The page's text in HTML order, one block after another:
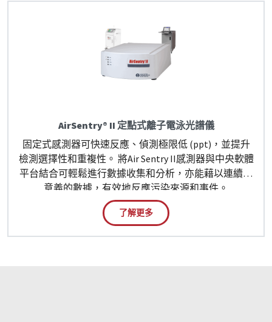
AirSentry® II 定點式離子電泳光譜儀
固定式感測器可快速反應、偵測極限低 (ppt)，並提升
檢測選擇性和重複性。 將Air Sentry II感測器與中央軟體
平台結合可輕鬆進行數據收集和分析，亦能藉以連續有
意義的數據，有效地反應污染來源和事件。
了解更多